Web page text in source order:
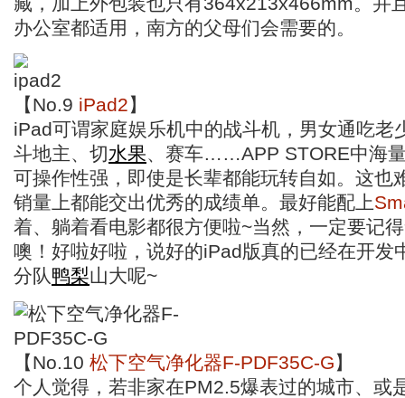
办公室都适用，南方的父母们会需要的。
【No.9 iPad2】
iPad可谓家庭娱乐机中的战斗机，男女通吃老
斗地主、切水果、赛车……APP STORE中海
可操作性强，即使是长辈都能玩转自如。这也
销量上都能交出优秀的成绩单。最好能配上
着、躺着看电影都很方便啦~当然，一定要记
噢！好啦好啦，说好的iPad版真的已经在开发
分队鸭梨山大呢~
【No.10 松下空气净化器F-PDF35C-G】
个人觉得，若非家在PM2.5爆表过的城市、或